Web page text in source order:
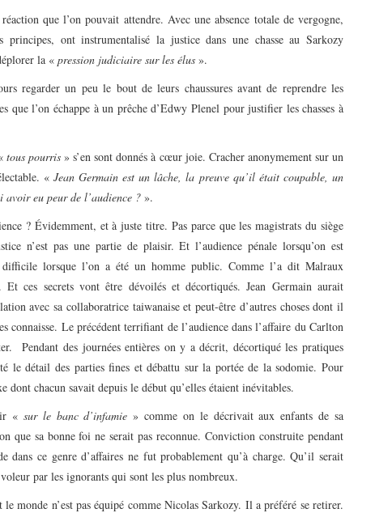
que l’on pouvait attendre. Avec une absence totale de vergogne,
ont instrumentalisé la justice dans une chasse au Sarkozy
la « pression judiciaire sur les élus ».
regarder un peu le bout de leurs chaussures avant de reprendre les
que l’on échappe à un prêche d’Edwy Plenel pour justifier les chasses à
tous pourris» s’en sont donnés à cœur joie. Cracher anonymement sur un
« Jean Germain est un lâche, la preuve qu’il était coupable, un
eu peur de l’audience ? ».
? Évidemment, et à juste titre. Pas parce que les magistrats du siège
n’est pas une partie de plaisir. Et l’audience pénale lorsqu’on est
lorsque l’on a été un homme public. Comme l’a dit Malraux
ces secrets vont être dévoilés et décortiqués. Jean Germain aurait
avec sa collaboratrice taiwanaise et peut-être d’autres choses dont il
connaisse. Le précédent terrifiant de l’audience dans l’affaire du Carlton
Pendant des journées entières on y a décrit, décortiqué les pratiques
le détail des parties fines et débattu sur la portée de la sodomie. Pour
dont chacun savait depuis le début qu’elles étaient inévitables.
« sur le banc d’infamie » comme on le décrivait aux enfants de sa
que sa bonne foi ne serait pas reconnue. Conviction construite pendant
dans ce genre d’affaires ne fut probablement qu’à charge. Qu’il serait
par les ignorants qui sont les plus nombreux.
monde n’est pas équipé comme Nicolas Sarkozy. Il a préféré se retirer.